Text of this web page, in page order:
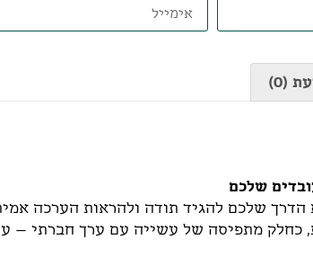
(0)
שלכם
שלכם להגיד תודה ולהראות הערכה
כחלק מתפיסה של עשייה עם ערך חברתי –